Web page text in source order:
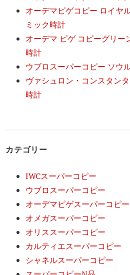
オーデマピゲコピー ロイヤ
ミック時計
オーデマ ピゲ コピーグリー
時計
ウブロスーパーコピー ソウ
ヴァシュロン・コンスタン
時計
カテゴリー
IWCスーパーコピー
ウブロスーパーコピー
オーデマピゲスーパーコピー
オメガスーパーコピー
オリススーパーコピー
カルティエスーパーコピー
シャネルスーパーコピー